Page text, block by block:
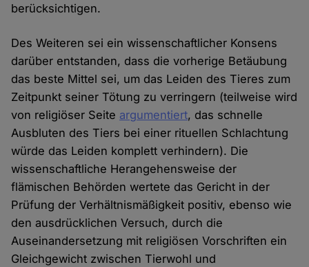
berücksichtigen.
Des Weiteren sei ein wissenschaftlicher Konsens
darüber entstanden, dass die vorherige Betäubung
das beste Mittel sei, um das Leiden des Tieres zum
Zeitpunkt seiner Tötung zu verringern (teilweise wird
von religiöser Seite argumentiert, das schnelle
Ausbluten des Tiers bei einer rituellen Schlachtung
würde das Leiden komplett verhindern). Die
wissenschaftliche Herangehensweise der
flämischen Behörden wertete das Gericht in der
Prüfung der Verhältnismäßigkeit positiv, ebenso wie
den ausdrücklichen Versuch, durch die
Auseinandersetzung mit religiösen Vorschriften ein
Gleichgewicht zwischen Tierwohl und